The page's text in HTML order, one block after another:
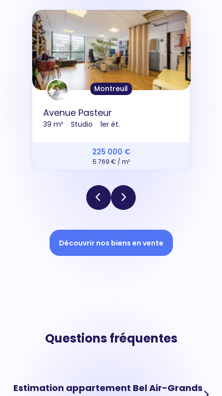
Montreuil
Avenue Pasteur
39 m² Studio 1er ét.
225 000 €
5 769 € / m²
Découvrir nos biens en vente
Questions fréquentes
Estimation appartement Bel Air-Grands